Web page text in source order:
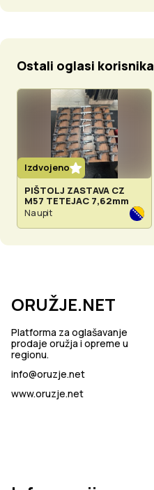
Ostali oglasi korisnika
Izdvojeno
PIŠTOLJ ZASTAVA CZ
M57 TETEJAC 7,62mm
Na upit
ORUŽJE.NET
Platforma za oglašavanje
prodaje oružja i opreme u
regionu.
info@oruzje.net
www.oruzje.net